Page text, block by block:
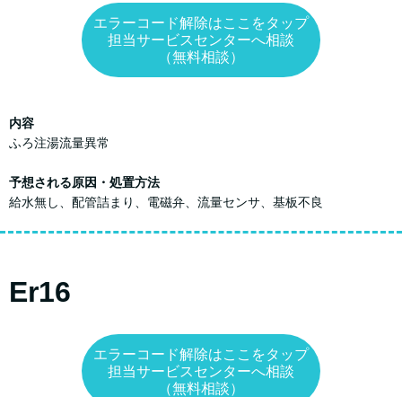
エラーコード解除はここをタップ
担当サービスセンターへ相談
（無料相談）
内容
ふろ注湯流量異常
予想される原因・処置方法
給水無し、配管詰まり、電磁弁、流量センサ、基板不良
Er16
エラーコード解除はここをタップ
担当サービスセンターへ相談
（無料相談）